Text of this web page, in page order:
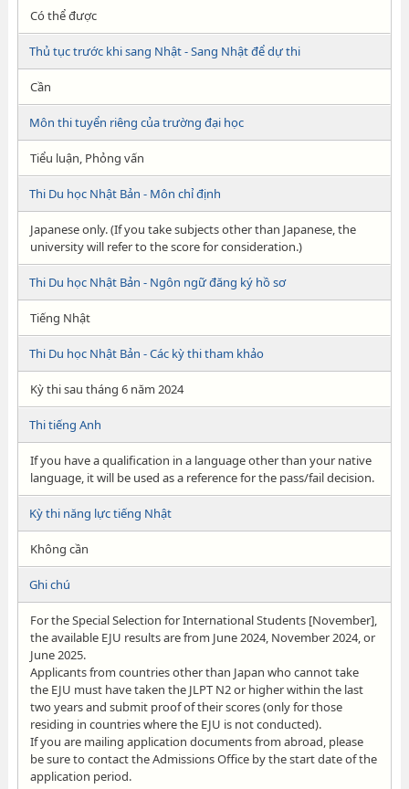
Có thể được
Thủ tục trước khi sang Nhật - Sang Nhật để dự thi
Cần
Môn thi tuyển riêng của trường đại học
Tiểu luận, Phỏng vấn
Thi Du học Nhật Bản - Môn chỉ định
Japanese only. (If you take subjects other than Japanese, the
university will refer to the score for consideration.)
Thi Du học Nhật Bản - Ngôn ngữ đăng ký hồ sơ
Tiếng Nhật
Thi Du học Nhật Bản - Các kỳ thi tham khảo
Kỳ thi sau tháng 6 năm 2024
Thi tiếng Anh
If you have a qualification in a language other than your native
language, it will be used as a reference for the pass/fail decision.
Kỳ thi năng lực tiếng Nhật
Không cần
Ghi chú
For the Special Selection for International Students [November],
the available EJU results are from June 2024, November 2024, or
June 2025.
Applicants from countries other than Japan who cannot take
the EJU must have taken the JLPT N2 or higher within the last
two years and submit proof of their scores (only for those
residing in countries where the EJU is not conducted).
If you are mailing application documents from abroad, please
be sure to contact the Admissions Office by the start date of the
application period.